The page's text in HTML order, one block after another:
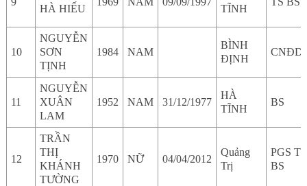
HÀ HIẾU
TĨNH
10
NGUYỄN
SƠN
TỊNH
1984 NAM
BÌNH
ĐỊNH
CNĐD
11
NGUYỄN
XUÂN
LAM
1952 NAM 31/12/1977
HÀ
TĨNH
BS
12
TRẦN
THỊ
KHÁNH
TƯỜNG
1970 NỮ 04/04/2012
Quảng
Trị
PGS TS
BS